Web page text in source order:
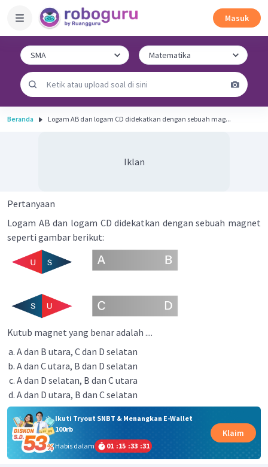
Masuk
Beranda Logam AB dan logam CD didekatkan dengan sebuah mag...
Iklan
Pertanyaan
Logam AB dan logam CD didekatkan dengan sebuah magnet
seperti gambar berikut:
Kutub magnet yang benar adalah ....
A dan B utara, C dan D selatan
A dan C utara, B dan D selatan
A dan D selatan, B dan C utara
A dan D utara, B dan C selatan
Ikuti Tryout SNBT & Menangkan E-Wallet
100rb
Habis dalam
01 :15 :33 :30
Klaim